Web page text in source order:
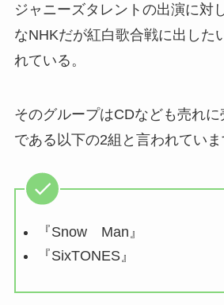
ジャニーズタレントの出演に対
なNHKだが紅白歌合戦に出した
れている。
そのグループはCDなども売れ
である以下の2組と言われていま
『Snow Man』
『SixTONES』